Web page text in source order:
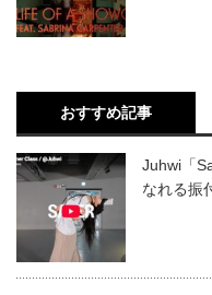
おすすめ記事
Juhwi「
なれる振